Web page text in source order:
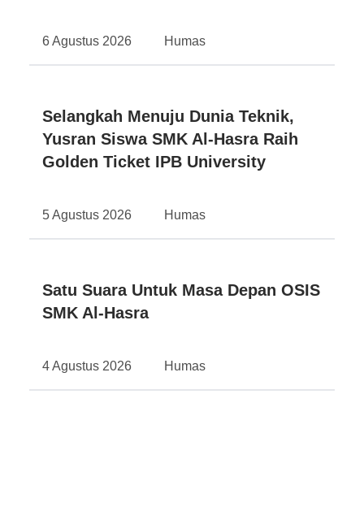
6 Agustus 2026 Humas
Selangkah Menuju Dunia Teknik,
Yusran Siswa SMK Al-Hasra Raih
Golden Ticket IPB University
5 Agustus 2026 Humas
Satu Suara Untuk Masa Depan OSIS
SMK Al-Hasra
4 Agustus 2026 Humas